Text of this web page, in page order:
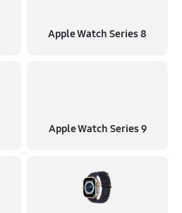
Apple Watch Series 8
Apple Watch Series 9